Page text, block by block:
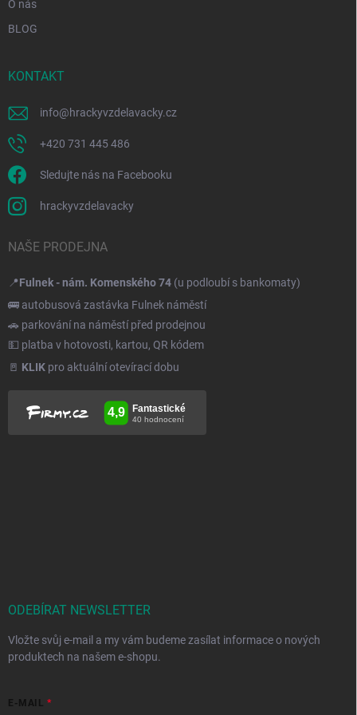
O nás
BLOG
KONTAKT
info@hrackyvzdelavacky.cz
+420 731 445 486
Sledujte nás na Facebooku
hrackyvzdelavacky
NAŠE PRODEJNA
📍Fulnek - nám. Komenského 74 (u podloubí s bankomaty)
🚌 autobusová zastávka Fulnek náměstí
🚗 parkování na náměstí před prodejnou
💵 platba v hotovosti, kartou, QR kódem
🚪 KLIK pro aktuální otevírací dobu
ODEBÍRAT NEWSLETTER
Vložte svůj e-mail a my vám budeme zasílat informace o nových
produktech na našem e-shopu.
E-MAIL